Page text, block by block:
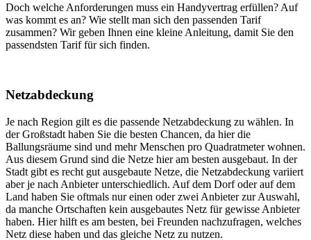
Doch welche Anforderungen muss ein Handyvertrag erfüllen? Auf
was kommt es an? Wie stellt man sich den passenden Tarif
zusammen? Wir geben Ihnen eine kleine Anleitung, damit Sie den
passendsten Tarif für sich finden.
Netzabdeckung
Je nach Region gilt es die passende Netzabdeckung zu wählen. In
der Großstadt haben Sie die besten Chancen, da hier die
Ballungsräume sind und mehr Menschen pro Quadratmeter wohnen.
Aus diesem Grund sind die Netze hier am besten ausgebaut. In der
Stadt gibt es recht gut ausgebaute Netze, die Netzabdeckung variiert
aber je nach Anbieter unterschiedlich. Auf dem Dorf oder auf dem
Land haben Sie oftmals nur einen oder zwei Anbieter zur Auswahl,
da manche Ortschaften kein ausgebautes Netz für gewisse Anbieter
haben. Hier hilft es am besten, bei Freunden nachzufragen, welches
Netz diese haben und das gleiche Netz zu nutzen.